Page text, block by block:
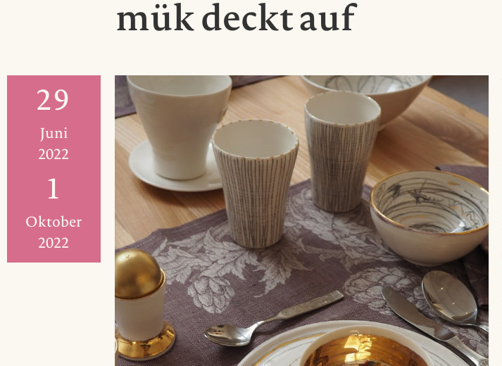
mük deckt auf
29
Juni
2022
1
Oktober
2022